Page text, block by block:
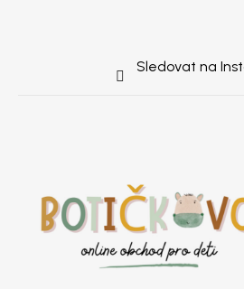
Sledovat na